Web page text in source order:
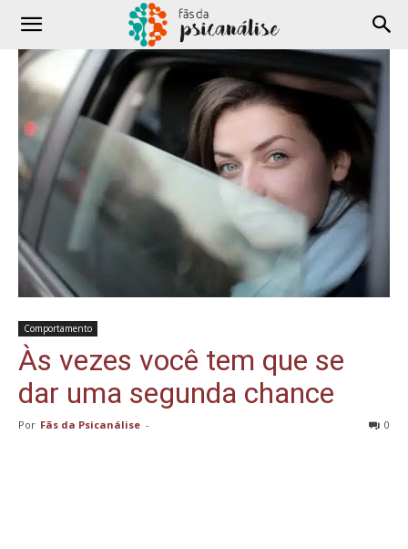
Comportamento
Às vezes você tem que se
dar uma segunda chance
Por Fãs da Psicanálise - 0